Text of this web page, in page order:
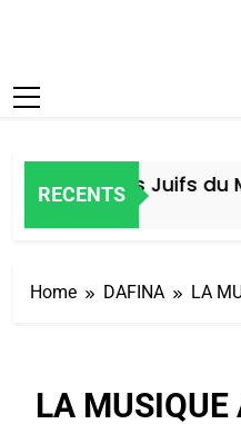
RECENTS
des Juifs du
Home DAFINA LA
LA MUSIQUE